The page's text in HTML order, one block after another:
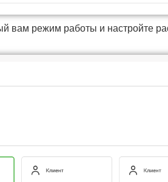
вам режим работы и настройте